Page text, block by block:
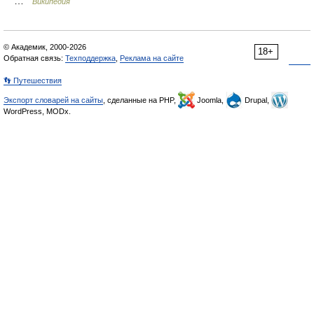
18+
© Академик, 2000-2026
Обратная связь: Техподдержка Реклама на сайте
👣 Путешествия
Экспорт словарей на сайты , сделанные на PHP, Joomla,
Drupal,
WordPress, MODx.